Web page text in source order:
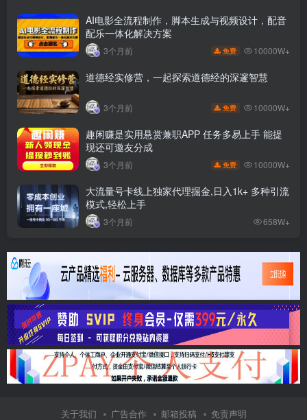
AI电影全流程制作，脚本生成与视频设计，配音
配乐一体化解决方案
3个月前 免费 10000W+
道德经实修营，一起探索道德经的深邃智慧
3个月前 免费 10000W+
趣闲赚是实用悬赏兼职APP 任务多易上手 能提
现还可邀友分成
3个月前 免费 10000W+
大流量号卡线上独家代理掘金,日入1k+ 多种引流
模式,轻松上手
3个月前 658W+
关于我们 广告合作 邮箱投稿 免责声明